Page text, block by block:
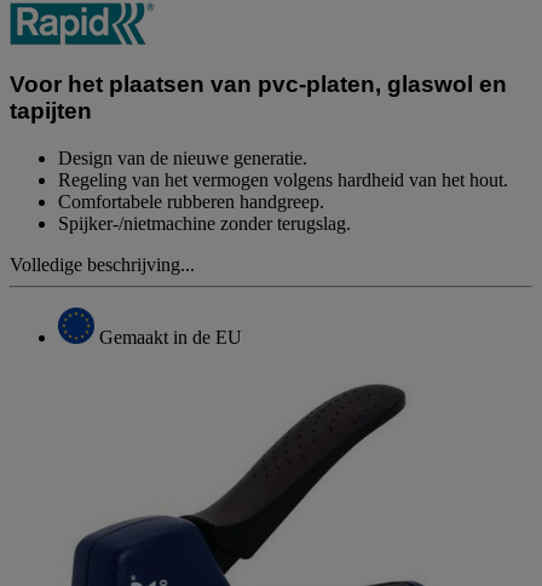
scorewaarde.
Dezelfde
Voor het plaatsen van pvc-platen, glaswol en
tapijten
Design van de nieuwe generatie.
Regeling van het vermogen volgens hardheid van het hout.
Comfortabele rubberen handgreep.
Spijker-/nietmachine zonder terugslag.
Volledige beschrijving...
Gemaakt in de EU